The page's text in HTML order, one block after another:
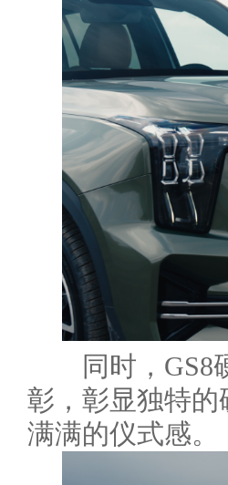
同时，GS8硬
彰，彰显独特
满满的仪式感。